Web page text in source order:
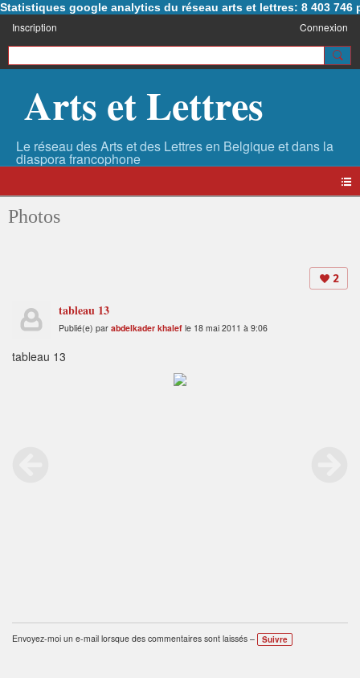
Statistiques google analytics du réseau arts et lettres: 8 403 746
Inscription Connexion
Arts et Lettres
Photos
2
tableau 13
Publié(e) par abdelkader khalef le 18 mai 2011 à 9:06
tableau 13
Envoyez-moi un e-mail lorsque des commentaires sont laissés – Suivre